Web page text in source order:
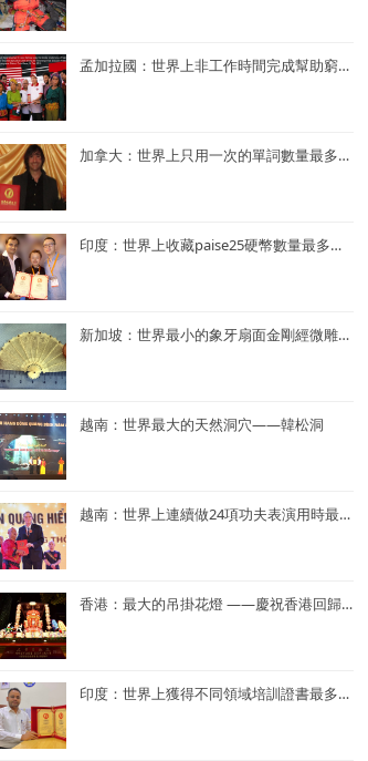
孟加拉國：世界上非工作時間完成幫助窮人的項目最多的央行行長——孟加拉央行行長Atiur Rahman博士
加拿大：世界上只用一次的單詞數量最多的小說——《Je ne le repeterai pas》
印度：世界上收藏paise25硬幣數量最多的人—— Mr. Rahul G. Keshwani
新加坡：世界最小的象牙扇面金剛經微雕——董重慶收藏的象牙扇面金剛經微雕
越南：世界最大的天然洞穴——韓松洞
越南：世界上連續做24項功夫表演用時最短——NGUYEN QUANG HIEN
香港：最大的吊掛花燈 ——慶祝香港回歸25周年花燈
印度：世界上獲得不同領域培訓證書最多——Dr. Navneet Kumar